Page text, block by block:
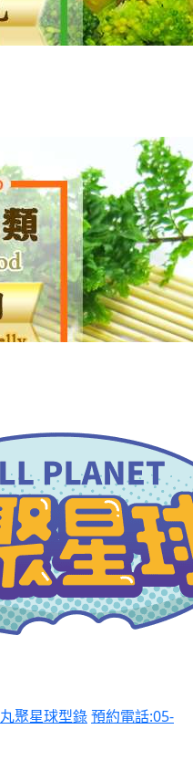
丸聚星球型錄預約電話:05-